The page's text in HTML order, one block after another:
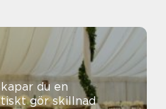
gör skillnad